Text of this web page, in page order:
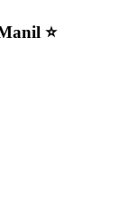
⭐️